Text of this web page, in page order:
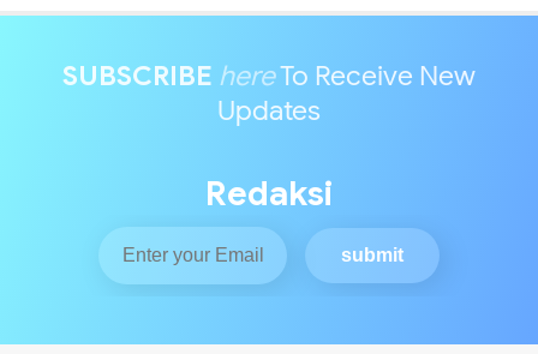
SUBSCRIBE hereTo Receive New
Updates
Redaksi